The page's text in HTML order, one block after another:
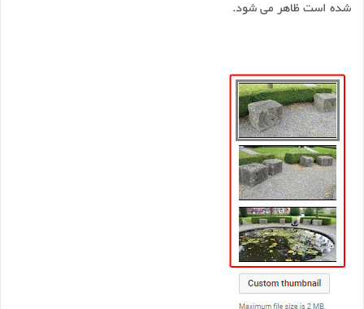
شده است ظاهر می شود.